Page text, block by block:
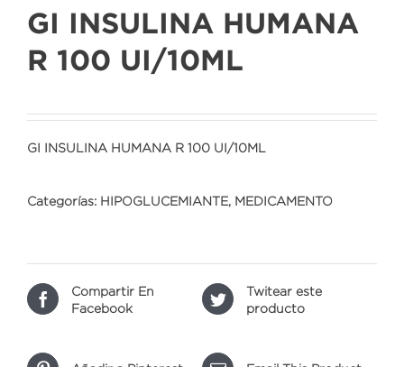
GI INSULINA HUMANA
R 100 UI/10ML
GI INSULINA HUMANA R 100 UI/10ML
Categorías: HIPOGLUCEMIANTE MEDICAMENTO
Compartir En
Facebook
Twitear este
producto